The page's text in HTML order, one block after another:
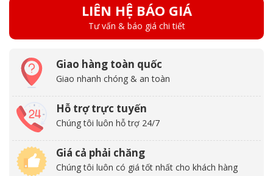
LIÊN HỆ BÁO GIÁ
Tư vấn & báo giá chi tiết
Giao hàng toàn quốc
Giao nhanh chóng & an toàn
Hỗ trợ trực tuyến
Chúng tôi luôn hỗ trợ 24/7
Giá cả phải chăng
Chúng tôi luôn có giá tốt nhất cho khách hàng